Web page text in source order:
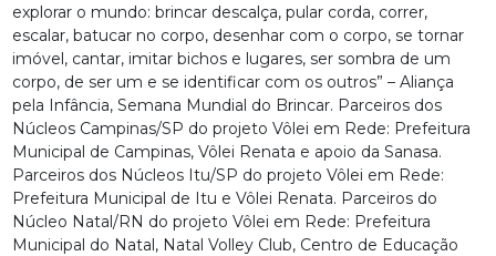
explorar o mundo: brincar descalça, pular corda, correr,
escalar, batucar no corpo, desenhar com o corpo, se tornar
imóvel, cantar, imitar bichos e lugares, ser sombra de um
corpo, de ser um e se identificar com os outros” – Aliança
pela Infância, Semana Mundial do Brincar. Parceiros dos
Núcleos Campinas/SP do projeto Vôlei em Rede: Prefeitura
Municipal de Campinas, Vôlei Renata e apoio da Sanasa.
Parceiros dos Núcleos Itu/SP do projeto Vôlei em Rede:
Prefeitura Municipal de Itu e Vôlei Renata. Parceiros do
Núcleo Natal/RN do projeto Vôlei em Rede: Prefeitura
Municipal do Natal, Natal Volley Club, Centro de Educação